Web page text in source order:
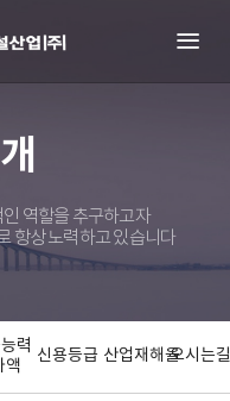
역할을 추구하고자
항상 노력하고 있습니다
력
액
신용등급 산업재해율오시는길